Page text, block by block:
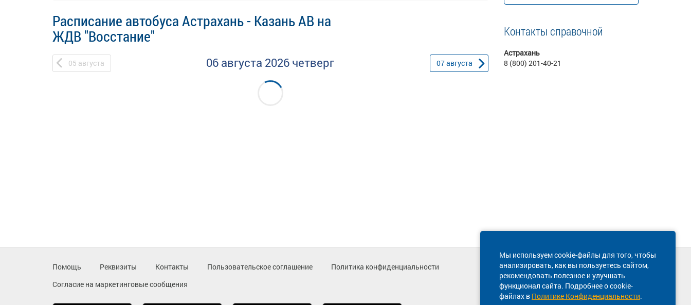
Расписание автобуса Астрахань - Казань АВ на
ЖДВ "Восстание"
05 августа 06 августа 2026 четверг 07августа
Контакты справочной
Астрахань
8 (800) 201-40-21
Мы используем cookie-файлы для того, чтобы
анализировать, как вы пользуетесь сайтом,
рекомендовать полезное и улучшать
функционал сайта. Подробнее о cookie-
файлах в Политике Конфиденциальности.
Помощь Реквизиты Контакты Пользовательское соглашение
Политика конфиденциальности
Согласие на маркетинговые сообщения
Техническая поддержка сайта
8 800 600-03-38